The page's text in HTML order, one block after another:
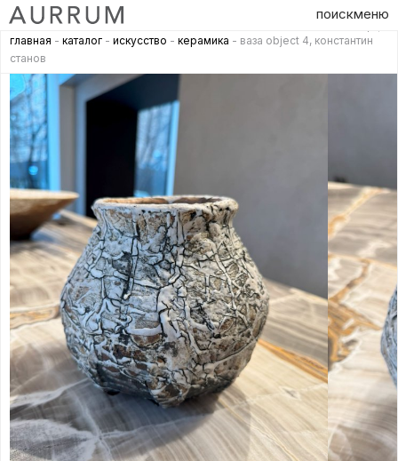
поискменю
главная - каталог - искусство - керамика - ваза object 4, константин
станов